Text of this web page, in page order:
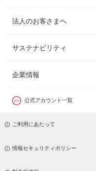
ドリップポッド
レシピ
UCCラボ
UCCのコーヒーマガジン
UCCコーヒーアカデミー
工場見学
東京ディズニーリゾート®︎
カフェのお仕事体験
法人のお客さまへ
サステナビリティ
サステナビリティ
サステナビリティ教育
企業情報
企業情報一覧
公式アカウント一覧
ご利用にあたって
情報セキュリティポリシー